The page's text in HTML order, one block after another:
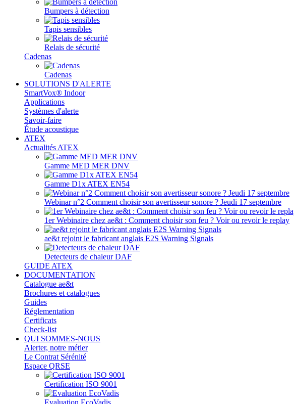
Bumpers à détection
Tapis sensibles
Relais de sécurité
Cadenas
Cadenas
SOLUTIONS D'ALERTE
SmartVox® Indoor
Applications
Systèmes d'alerte
Savoir-faire
Étude acoustique
ATEX
Actualités ATEX
Gamme MED MER DNV
Gamme D1x ATEX EN54
Webinar n°2 Comment choisir son avertisseur sonore ? Jeudi 17 septembre
1er Webinaire chez ae&t : Comment choisir son feu ? Voir ou revoir le replay
ae&t rejoint le fabricant anglais E2S Warning Signals
Detecteurs de chaleur DAF
GUIDE ATEX
DOCUMENTATION
Catalogue ae&t
Brochures et catalogues
Guides
Réglementation
Certificats
Check-list
QUI SOMMES-NOUS
Alerter, notre métier
Le Contrat Sérénité
Espace QRSE
Certification ISO 9001
Evaluation EcoVadis